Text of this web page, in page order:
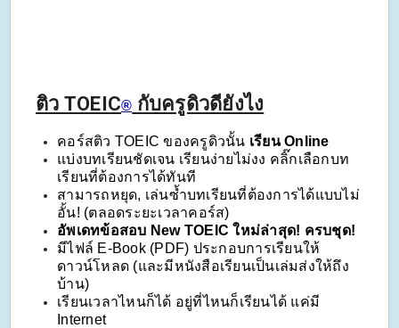
ติว TOEIC® กับครูดิวดียังไง
คอร์สติว TOEIC ของครูดิวนั้น เรียน Online
แบ่งบทเรียนชัดเจน เรียนง่ายไม่งง คลิ๊กเลือกบท
เรียนที่ต้องการได้ทันที
สามารถหยุด, เล่นซ้ำบทเรียนที่ต้องการได้แบบไม่
อั้น! (ตลอดระยะเวลาคอร์ส)
อัพเดทข้อสอบ New TOEIC ใหม่ล่าสุด! ครบชุด!
มีไฟล์ E-Book (PDF) ประกอบการเรียนให้
ดาวน์โหลด (และมีหนังสือเรียนเป็นเล่มส่งให้ถึง
บ้าน)
เรียนเวลาไหนก็ได้ อยู่ที่ไหนก็เรียนได้ แค่มี
Internet